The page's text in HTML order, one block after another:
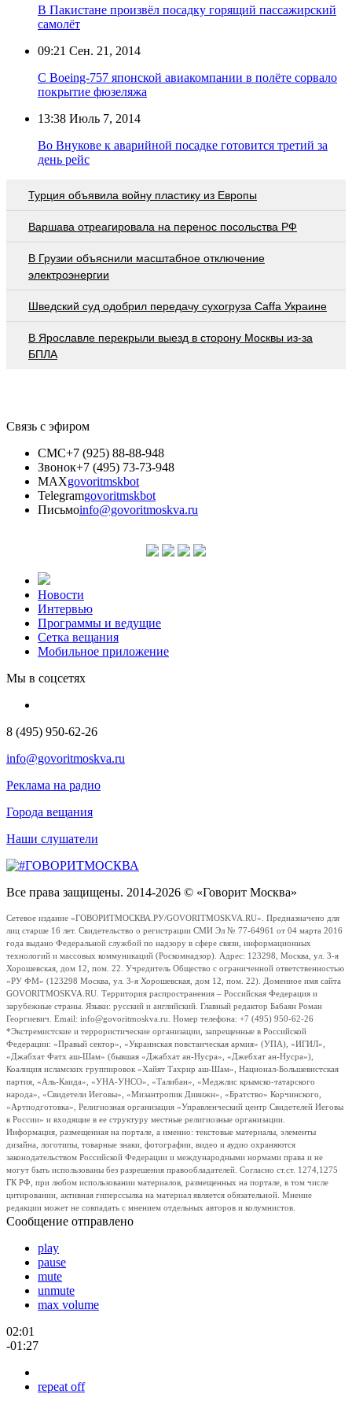
В Пакистане произвёл посадку горящий пассажирский
самолёт
09:21 Сен. 21, 2014
С Boeing-757 японской авиакомпании в полёте сорвало
покрытие фюзеляжа
13:38 Июль 7, 2014
Во Внукове к аварийной посадке готовится третий за
день рейс
Турция объявила войну пластику из Европы
Варшава отреагировала на перенос посольства РФ
В Грузии объяснили масштабное отключение
электроэнергии
Шведский суд одобрил передачу сухогруза Caffa Украине
В Ярославле перекрыли выезд в сторону Москвы из-за
БПЛА
Связь с эфиром
СМС+7 (925) 88-88-948
Звонок+7 (495) 73-73-948
MAXgovoritmskbot
Telegramgovoritmskbot
Письмоinfo@govoritmoskva.ru
Новости
Интервью
Программы и ведущие
Сетка вещания
Мобильное приложение
Мы в соцсетях
8 (495) 950-62-26
info@govoritmoskva.ru
Реклама на радио
Города вещания
Наши слушатели
Все права защищены. 2014-2026 © «Говорит Москва»
Сетевое издание «ГОВОРИТМОСКВА.РУ/GOVORITMOSKVA.RU». Предназначено для
лиц старше 16 лет. Свидетельство о регистрации СМИ Эл № 77-64961 от 04 марта 2016
года выдано Федеральной службой по надзору в сфере связи, информационных
технологий и массовых коммуникаций (Роскомнадзор). Адрес: 123298, Москва, ул. 3-я
Хорошевская, дом 12, пом. 22. Учредитель Общество с ограниченной ответственностью
«РУ ФМ» (123298 Москва, ул. 3-я Хорошевская, дом 12, пом. 22). Доменное имя сайта
GOVORITMOSKVA.RU. Территория распространения – Российская Федерация и
зарубежные страны. Языки: русский и английский. Главный редактор Бабаян Роман
Георгиевич. Email: info@govoritmoskva.ru. Номер телефона: +7 (495) 950-62-26
*Экстремистские и террористические организации, запрещенные в Российской
Федерации: «Правый сектор», «Украинская повстанческая армия» (УПА), «ИГИЛ»,
«Джабхат Фатх аш-Шам» (бывшая «Джабхат ан-Нусра», «Джебхат ан-Нусра»),
Коалиция исламских группировок «Хайят Тахрир аш-Шам», Национал-Большевистская
партия, «Аль-Каида», «УНА-УНСО», «Талибан», «Меджлис крымско-татарского
народа», «Свидетели Иеговы», «Мизантропик Дивижн», «Братство» Корчинского,
«Артподготовка», Религиозная организация «Управленческий центр Свидетелей Иеговы
в России» и входящие в ее структуру местные религиозные организации.
Информация, размещенная на портале, а именно: текстовые материалы, элементы
дизайна, логотипы, товарные знаки, фотографии, видео и аудио охраняются
законодательством Российской Федерации и международными нормами права и не
могут быть использованы без разрешения правообладателей. Согласно ст.ст. 1274,1275
ГК РФ, при любом использовании материалов, размещенных на портале, в том числе
цитировании, активная гиперссылка на материал является обязательной. Мнение
редакции может не совпадать с мнением отдельных авторов и колумнистов.
Сообщение отправлено
play
pause
mute
unmute
max volume
02:01
-01:27
repeat off